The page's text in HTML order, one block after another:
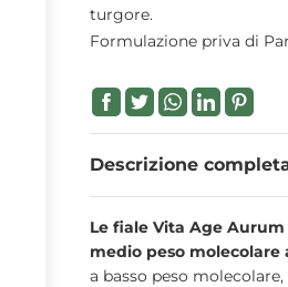
turgore.
Formulazione priva di
Descrizione
Le fiale Vita Age
medio peso
a basso peso